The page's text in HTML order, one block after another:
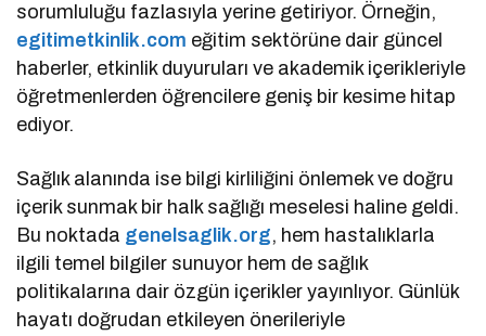
sorumluluğu fazlasıyla yerine getiriyor. Örneğin,
egitimetkinlik.com eğitim sektörüne dair güncel
haberler, etkinlik duyuruları ve akademik içerikleriyle
öğretmenlerden öğrencilere geniş bir kesime hitap
ediyor.
Sağlık alanında ise bilgi kirliliğini önlemek ve doğru
içerik sunmak bir halk sağlığı meselesi haline geldi.
Bu noktada genelsaglik.org, hem hastalıklarla
ilgili temel bilgiler sunuyor hem de sağlık
politikalarına dair özgün içerikler yayınlıyor. Günlük
hayatı doğrudan etkileyen önerileriyle